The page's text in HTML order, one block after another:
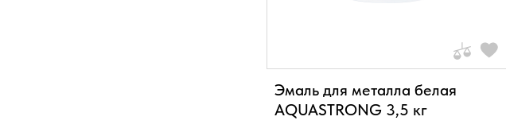
Эмаль для металла белая
AQUASTRONG 3,5 кг